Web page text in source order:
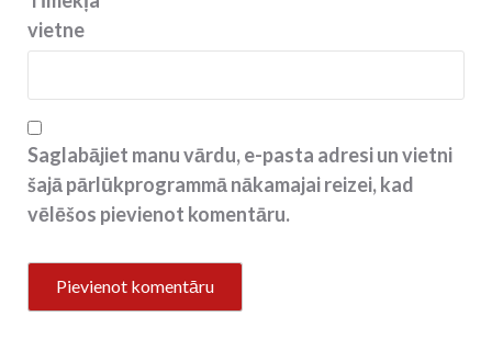
vietne
Saglabājiet manu vārdu, e-pasta adresi un vietni
šajā pārlūkprogrammā nākamajai reizei, kad
vēlēšos pievienot komentāru.